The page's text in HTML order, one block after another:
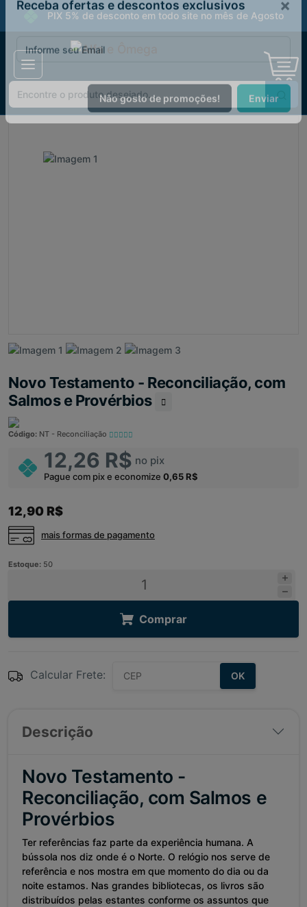
PIX 5% de desconto em todo site no mês de Agosto
Novo Testamento - Reconciliação, com
Salmos e Provérbios
Código: NT - Reconciliação
12,26 R$ no pix
Pague com pix e economize 0,65 R$
12,90 R$
mais formas de pagamento
Estoque: 50
Comprar
Calcular Frete: OK
Descrição
Novo Testamento -
Reconciliação, com Salmos e
Provérbios
Ter referências faz parte da experiência humana. A
bússola nos diz onde é o Norte. O relógio nos serve de
referência e nos mostra em que momento do dia ou da
noite estamos. Nas grandes bibliotecas, os livros são
distribuídos pelas estantes conforme os assuntos que
×
Não gosto de promoções! Enviar